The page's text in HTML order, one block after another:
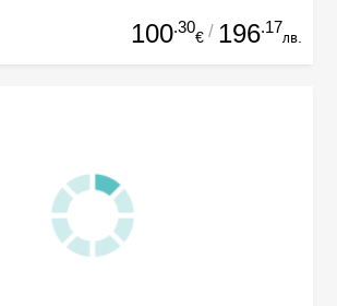
100.30
€ / 196.17
лв.